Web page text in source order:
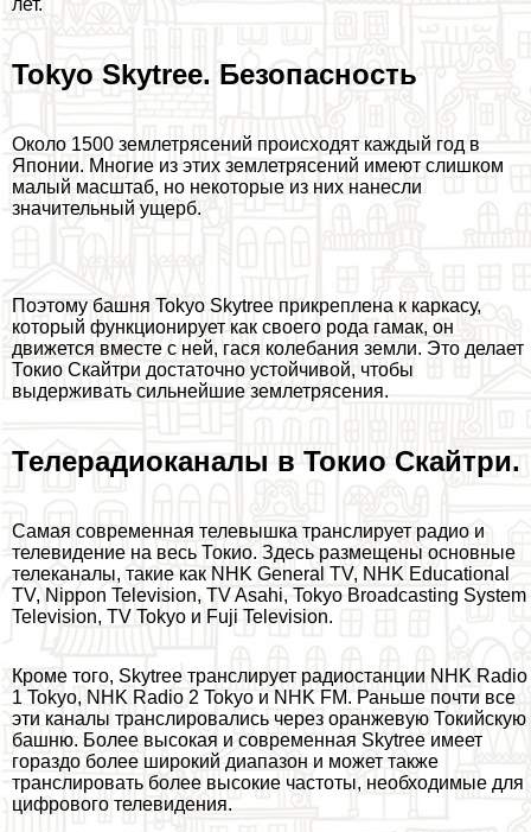
лет.
Tokyo Skytree. Безопасность
Около 1500 землетрясений происходят каждый год в
Японии. Многие из этих землетрясений имеют слишком
малый масштаб, но некоторые из них нанесли
значительный ущерб.
Поэтому башня Tokyo Skytree прикреплена к каркасу,
который функционирует как своего рода гамак, он
движется вместе с ней, гася колебания земли. Это делает
Токио Скайтри достаточно устойчивой, чтобы
выдерживать сильнейшие землетрясения.
Телерадиоканалы в Токио Скайтри.
Самая современная телевышка трaнcлирует радио и
телевидение на весь Токио. Здесь размещены основные
телеканалы, такие как NHK General TV, NHK Educational
TV, Nippon Television, TV Asahi, Tokyo Broadcasting System
Television, TV Tokyo и Fuji Television.
Кроме того, Skytree трaнcлирует радиостанции NHK Radio
1 Tokyo, NHK Radio 2 Tokyo и NHK FM. Раньше почти все
эти каналы трaнcлировались через оранжевую Токийскую
башню. Более высокая и современная Skytree имеет
гораздо более широкий диапазон и может также
трaнcлировать более высокие частоты, необходимые для
цифрового телевидения.